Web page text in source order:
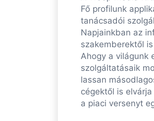
Fő profilunk
tanácsadói
Napjainkban az
szakemberektől
Ahogy a világunk
szolgáltatásaik
lassan
cégektől is
a piaci versenyt